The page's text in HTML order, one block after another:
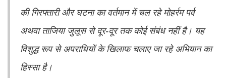
की गिरफ्तारी और घटना का वर्तमान में चल रहे मोहर्रम पर्व
अथवा ताजिया जुलूस से दूर-दूर तक कोई संबंध नहीं है। यह
विशुद्ध रूप से अपराधियों के खिलाफ चलाए जा रहे अभियान का
हिस्सा है।